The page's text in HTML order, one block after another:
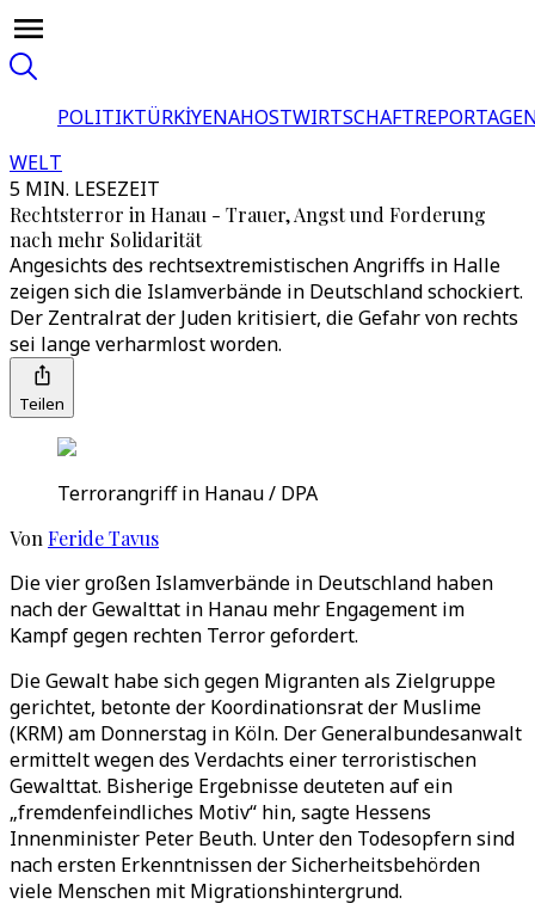
POLITIKTÜRKİYENAHOSTWIRTSCHAFT
WELT
5 MIN. LESEZEIT
Rechtsterror in Hanau - Trauer, Angst und Forderung
nach mehr Solidarität
Angesichts des rechtsextremistischen Angriffs in Halle
zeigen sich die Islamverbände in Deutschland schockiert.
Der Zentralrat der Juden kritisiert, die Gefahr von rechts
sei lange verharmlost worden.
Teilen
Terrorangriff in Hanau / DPA
Von Feride Tavus
Die vier großen Islamverbände in Deutschland haben
nach der Gewalttat in Hanau mehr Engagement im
Kampf gegen rechten Terror gefordert.
Die Gewalt habe sich gegen Migranten als Zielgruppe
gerichtet, betonte der Koordinationsrat der Muslime
(KRM) am Donnerstag in Köln. Der Generalbundesanwalt
ermittelt wegen des Verdachts einer terroristischen
Gewalttat. Bisherige Ergebnisse deuteten auf ein
„fremdenfeindliches Motiv“ hin, sagte Hessens
Innenminister Peter Beuth. Unter den Todesopfern sind
nach ersten Erkenntnissen der Sicherheitsbehörden
viele Menschen mit Migrationshintergrund.